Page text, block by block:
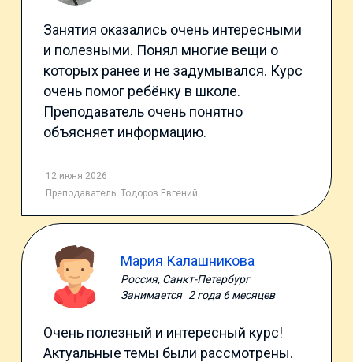
Занятия оказались очень интересными
и полезными. Понял многие вещи о
которых ранее и не задумывался. Курс
очень помог ребёнку в школе.
Преподаватель очень понятно
объясняет информацию.
12 июня 2026
Преподаватель: Тодоров Евгений
Мария Калашникова
Россия, Санкт-Петербург
Занимается 2 года 6 месяцев
Очень полезный и интересный курс!
Актуальные темы были рассмотрены.